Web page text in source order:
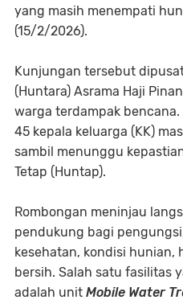
yang masih menempati
(15/2/2026).
Kunjungan tersebut
(Huntara) Asrama Haji
warga terdampak
45 kepala keluarga (KK)
sambil menunggu
Tetap (Huntap).
Rombongan meninjau
pendukung bagi
kesehatan, kondisi hunian,
bersih. Salah satu fasilitas
adalah unit Mobile Water